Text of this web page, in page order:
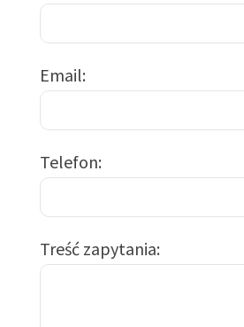
Email
Telefon
Treść zapytania